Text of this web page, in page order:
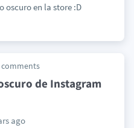
oscuro en la store :D
comments
de Instagram
ago